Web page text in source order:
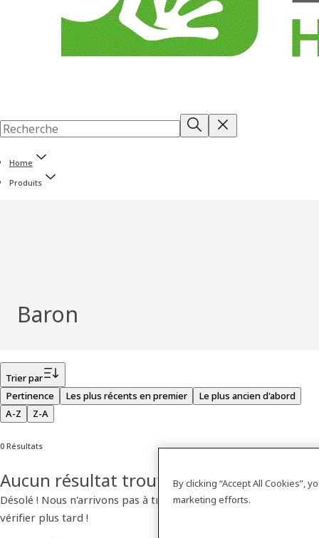
Home
Produits
Baron
Trier par
Pertinence
Les plus récents en premier
Le plus ancien d'abord
A-Z
Z-A
0 Résultats
Aucun résultat trouvé
Désolé ! Nous n'arrivons pas à trouver de produit. Veuillez
vérifier plus tard !
By clicking “Accept All Cookies”,
marketing efforts.